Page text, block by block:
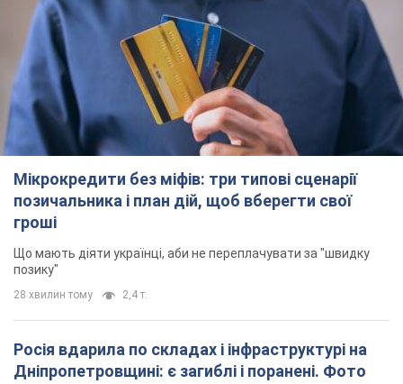
Мікрокредити без міфів: три типові сценарії
позичальника і план дій, щоб вберегти свої
гроші
Що мають діяти українці, аби не переплачувати за "швидку
позику"
28 хвилин тому 2,4 т.
Росія вдарила по складах і інфраструктурі на
Дніпропетровщині: є загиблі і поранені. Фото